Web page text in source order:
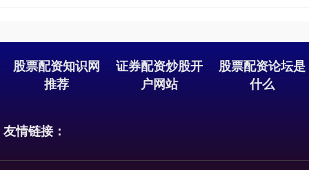
股票配资知识网
推荐
证券配资炒股开
户网站
股票配资论坛是
什么
友情链接：